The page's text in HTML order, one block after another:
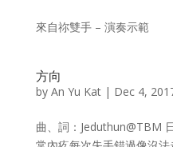
來自祢雙手 – 演奏示範
方向
by An Yu Kat| Dec 4,
曲、詞：Jeduthun@TBM